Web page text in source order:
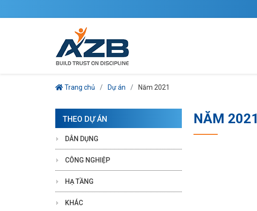
Trang chủ Dự án Năm 2021
NĂM 2021
THEO DỰ ÁN
DÂN DỤNG
CÔNG NGHIỆP
HẠ TẦNG
KHÁC